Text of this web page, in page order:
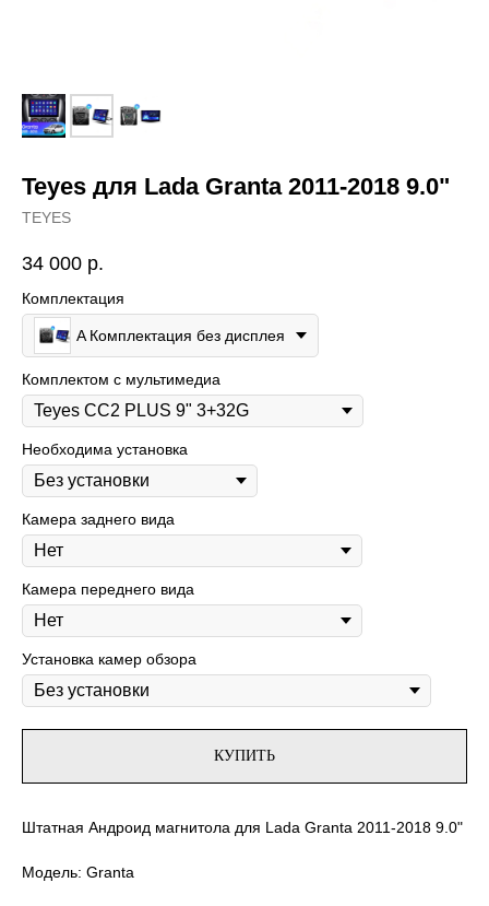
Teyes для Lada Granta 2011-2018 9.0"
TEYES
34 000 р.
Комплектация
A Комплектация без дисплея
Комплектом с мультимедиа
Необходима установка
Камера заднего вида
Камера переднего вида
Установка камер обзора
КУПИТЬ
Штатная Андроид магнитола для Lada Granta 2011-2018 9.0"
Модель: Granta